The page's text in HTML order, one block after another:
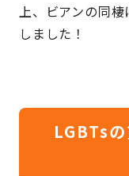
上、ビアンの同
しました！
LGBTs